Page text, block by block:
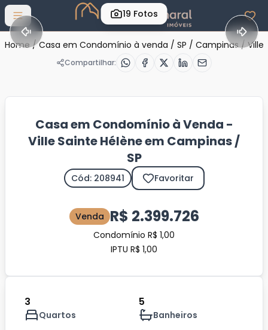
Abrir menu
19 Fotos
Home / Casa em Condomínio à venda / SP / Campinas / Ville
Compartilhar:
Casa em Condomínio à Venda -
Ville Sainte Hélène em Campinas /
SP
Cód: 208941 Favoritar
Venda R$ 2.399.726
Condomínio R$ 1,00
IPTU R$ 1,00
3
Quartos
5
Banheiros